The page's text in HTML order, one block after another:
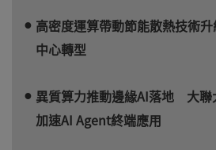
高密度運算帶動節能散熱技術
中心轉型
異質算力推動邊緣AI落地 大聯
加速AI Agent終端應用